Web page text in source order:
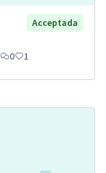
Acceptada
0 1